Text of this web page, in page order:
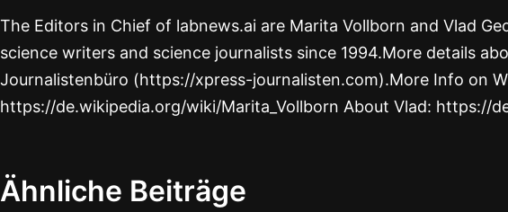
The Editors in Chief of labnews.ai are Marita Vollborn and Vlad
science writers and science journalists since 1994.More details
Journalistenbüro (https://xpress-journalisten.com).More Info on
https://de.wikipedia.org/wiki/Marita_Vollborn About Vlad: https://
Ähnliche Beiträge